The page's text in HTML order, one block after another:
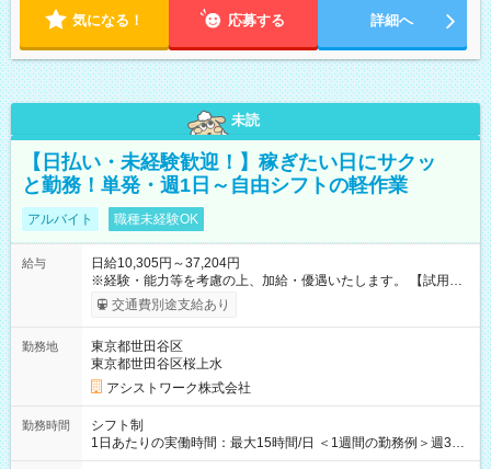
気になる！ 応募する 詳細へ
未読
【日払い・未経験歓迎！】稼ぎたい日にサクッ
と勤務！単発・週1日～自由シフトの軽作業
アルバイト 職種未経験OK
給与
日給10,305円～37,204円
※経験・能力等を考慮の上、加給・優遇いたします。 【試用期
間】試用期間なし
交通費別途支給あり
勤務地
東京都世田谷区
東京都世田谷区桜上水
アシストワーク株式会社
勤務時間
シフト制
1日あたりの実働時間：最大15時間/日 ＜1週間の勤務例＞週3回
勤務 勤務：月・水・金 休み：火・木・土・日 好きな時にお仕事